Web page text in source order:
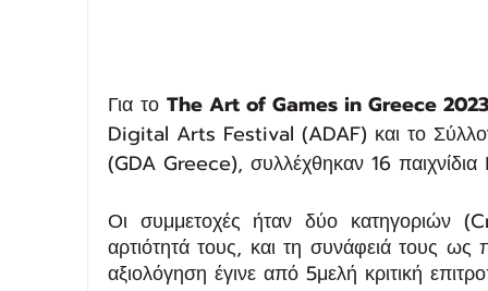
Για το The Art of Games in Greece
Digital Arts Festival (ADAF) και το
(GDA Greece), συλλέχθηκαν 16
Οι συμμετοχές ήταν δύο κατηγοριών
αρτιότητά τους, και τη συνάφειά τους ως
αξιολόγηση έγινε από 5μελή κριτική